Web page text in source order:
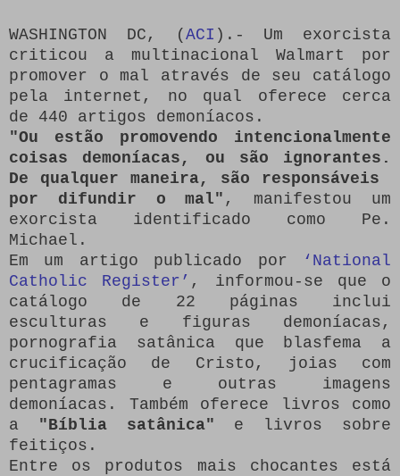
WASHINGTON DC, (ACI ).- Um exorcista
criticou a multinacional Walmart por
promover o mal através de seu catálogo
pela internet, no qual oferece cerca
de 440 artigos demoníacos.
"Ou estão promovendo intencionalmente
coisas demoníacas, ou são ignorantes.
De qualquer maneira, são responsáveis ​​
por difundir o mal" , manifestou um
exorcista identificado como Pe.
Michael.
Em um artigo publicado por
‘National
Catholic Register’ , informou-se que o
catálogo de 22 páginas inclui
esculturas e figuras demoníacas,
pornografia satânica que blasfema a
crucificação de Cristo, joias com
pentagramas e outras imagens
demoníacas. Também oferece livros como
a
"Bíblia satânica" e livros sobre
feitiços.
Entre os produtos mais chocantes está